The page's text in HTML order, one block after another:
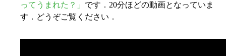
ってうまれた？」 です．20分ほどの動画となっていま
す．どうぞご覧ください．